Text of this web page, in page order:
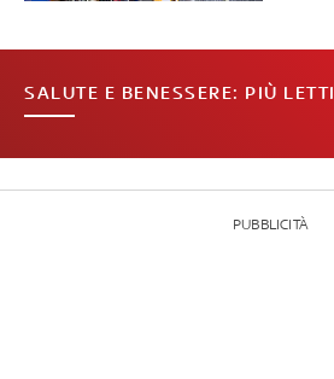
SALUTE E BENESSERE: PIÙ LETTI
PUBBLICITÀ